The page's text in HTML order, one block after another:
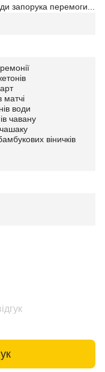
запорука перемоги...
матчі
води
чавану
віничків